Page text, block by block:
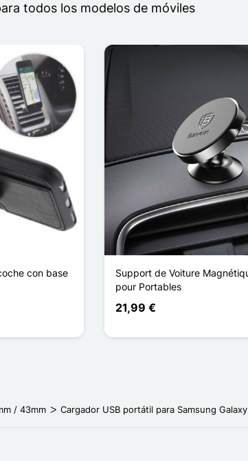
todos los modelos de móviles
con base
Support de Voiture
pour Portables
21,99 €
/ 43mm Cargador USB portátil para Samsung